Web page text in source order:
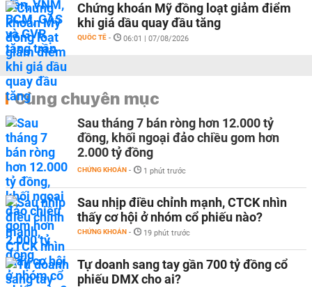
Chứng khoán Mỹ đồng loạt giảm điểm
khi giá dầu quay đầu tăng
QUỐC TẾ - 06:01 | 07/08/2026
Cùng chuyên mục
Sau tháng 7 bán ròng hơn 12.000 tỷ
đồng, khối ngoại đảo chiều gom hơn
2.000 tỷ đồng
CHỨNG KHOÁN - 1 phút trước
Sau nhịp điều chỉnh mạnh, CTCK nhìn
thấy cơ hội ở nhóm cổ phiếu nào?
CHỨNG KHOÁN - 19 phút trước
Tự doanh sang tay gần 700 tỷ đồng cổ
phiếu DMX cho ai?